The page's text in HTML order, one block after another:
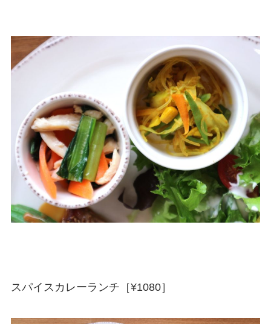
スパイスカレーランチ［¥1080］